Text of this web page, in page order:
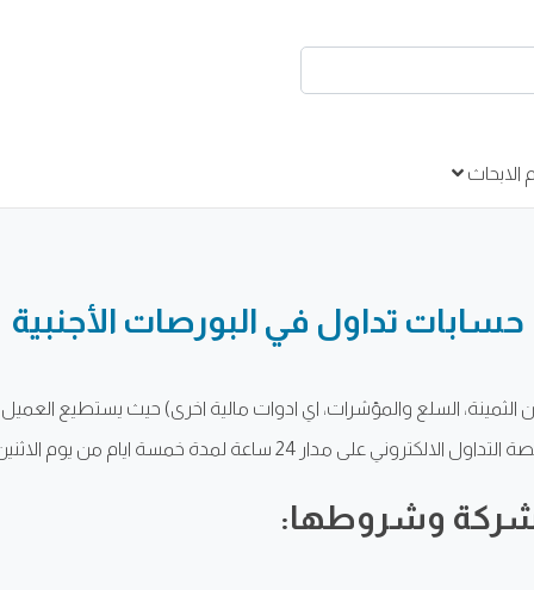
حسابات تداول في البورصات الأجنبية
الثمينة، السلع والمؤشرات، اي ادوات مالية اخرى) حيث يستطيع
لمدة خمسة ايام من يوم الاثنين الى يوم الجمعه.
وشروطها: